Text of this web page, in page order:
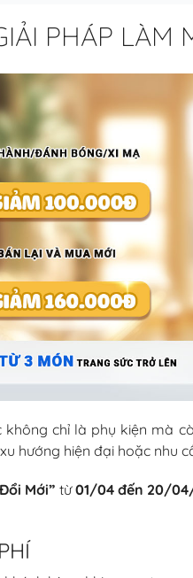
PHÁP LÀM
chỉ là phụ kiện mà
hướng hiện đại hoặc nhu
Mới” từ01/04 đến 20/